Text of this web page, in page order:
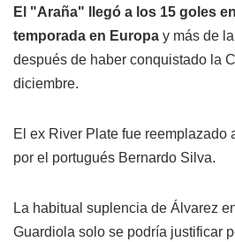
El "Araña" llegó a los 15 goles
temporada en Europa y más de
después de haber conquistado la
diciembre.
El ex River Plate fue reemplazado
por el portugués Bernardo Silva.
La habitual suplencia de Álvarez
Guardiola solo se podría justificar